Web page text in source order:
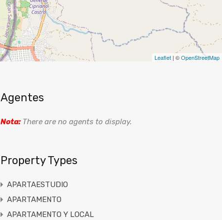
Leaflet | ©OpenStreetMap
Agentes
Nota:There are no agents to display.
Property Types
APARTAESTUDIO
APARTAMENTO
APARTAMENTO Y LOCAL